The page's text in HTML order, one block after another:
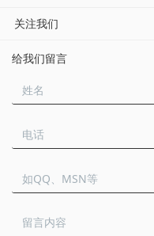
关注我们
给我们留言